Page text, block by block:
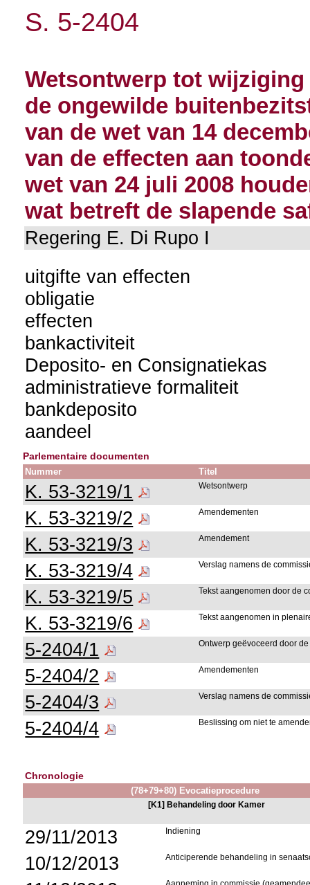
S. 5-2404
Wetsontwerp tot wijziging
de ongewilde
van de wet van 14
van de effecten aan
wet van 24 juli 2008
wat betreft de slapende
Regering E. Di Rupo I
uitgifte van effecten
obligatie
effecten
bankactiviteit
Deposito- en Consignatiekas
administratieve formaliteit
bankdeposito
aandeel
Parlementaire documenten
Nummer Titel
K. 53-3219/1 Wetsontwerp
K. 53-3219/2 Amendementen
K. 53-3219/3 Amendement
K. 53-3219/4 Verslag namens de
K. 53-3219/5 Tekst aangenomen door de
K. 53-3219/6 Tekst aangenomen in
5-2404/1 Ontwerp geëvoceerd door
5-2404/2 Amendementen
5-2404/3 Verslag namens de
5-2404/4 Beslissing om niet te
Chronologie
(78+79+80) Evocatieprocedure
[K1] Behandeling door Kamer
29/11/2013 Indiening
10/12/2013 Anticiperende behandeling in